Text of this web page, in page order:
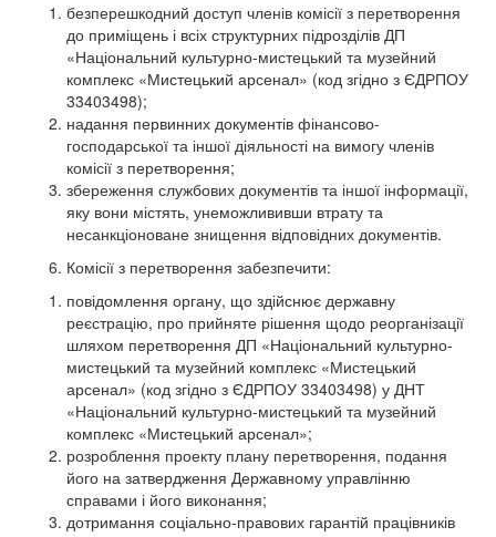
безперешкодний доступ членів комісії з перетворення
до приміщень і всіх структурних підрозділів ДП
«Національний культурно-мистецький та музейний
комплекс «Мистецький арсенал» (код згідно з ЄДРПОУ
33403498);
надання первинних документів фінансово-
господарської та іншої діяльності на вимогу членів
комісії з перетворення;
збереження службових документів та іншої інформації,
яку вони містять, унеможлививши втрату та
несанкціоноване знищення відповідних документів.
Комісії з перетворення забезпечити:
повідомлення органу, що здійснює державну
реєстрацію, про прийняте рішення щодо реорганізації
шляхом перетворення ДП «Національний культурно-
мистецький та музейний комплекс «Мистецький
арсенал» (код згідно з ЄДРПОУ 33403498) у ДНТ
«Національний культурно-мистецький та музейний
комплекс «Мистецький арсенал»;
розроблення проекту плану перетворення, подання
його на затвердження Державному управлінню
справами і його виконання;
дотримання соціально-правових гарантій працівників